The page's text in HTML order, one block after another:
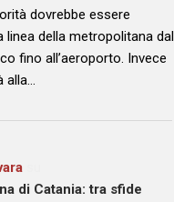
dovrebbe essere
linea della metropolitana dal
fino all’aeroporto. Invece
di Catania: tra sfide